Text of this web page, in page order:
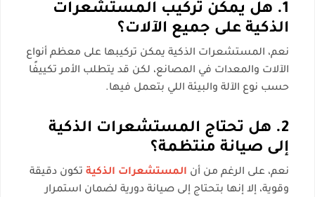
1. هل يمكن تركيب المستشعرات
الذكية على جميع الآلات؟
نعم، المستشعرات الذكية يمكن تركيبها على معظم أنواع
الآلات والمعدات في المصانع، لكن قد يتطلب الأمر تكييفًا
حسب نوع الآلة والبيئة اللي بتعمل فيها.
2. هل تحتاج المستشعرات الذكية
إلى صيانة منتظمة؟
نعم، على الرغم من أن المستشعرات الذكية تكون دقيقة
وقوية، إلا إنها بتحتاج إلى صيانة دورية لضمان استمرار